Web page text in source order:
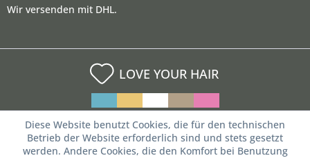
Wir versenden mit DHL.
LOVE YOUR HAIR
Diese Website benutzt Cookies, die für den technischen
Betrieb der Website erforderlich sind und stets gesetzt
werden. Andere Cookies, die den Komfort bei Benutzung